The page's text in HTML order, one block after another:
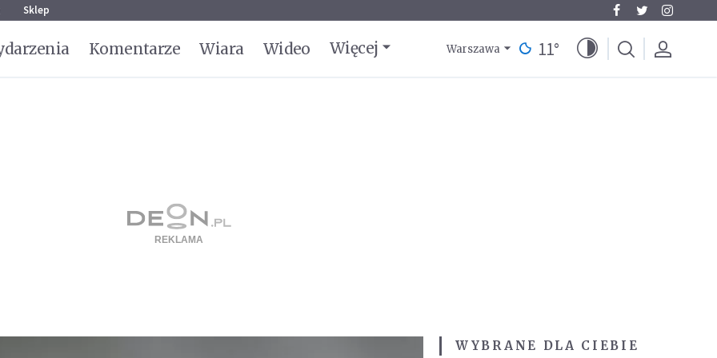
Sklep
Komentarze Wiara Wideo Więcej Warszawa 11°
WYBRANE DLA CIEBIE